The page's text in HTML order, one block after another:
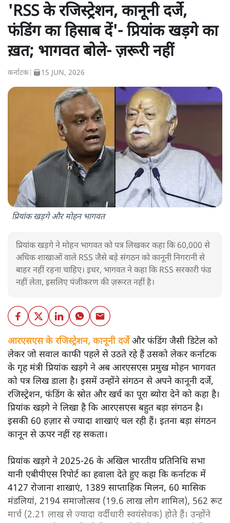
'RSS के रजिस्ट्रेशन, कानूनी दर्जे,
फंडिंग का हिसाब दें'- प्रियांक खड़गे का
ख़त; भागवत बोले- ज़रूरी नहीं
कर्नाटक 15 JUN, 2026
प्रियांक खड़गे और मोहन भागवत
प्रियांक खड़गे ने मोहन भागवत को पत्र लिखकर कहा कि 60,000 से
अधिक शाखाओं वाले RSS जैसे बड़े संगठन को कानूनी निगरानी से
बाहर नहीं रहना चाहिए। इधर, भागवत ने कहा कि RSS सरकारी फंड
नहीं लेता, इसलिए पंजीकरण की ज़रूरत नहीं है।
आरएसएस के रजिस्ट्रेशन, कानूनी दर्जेऔर फंडिंग जैसी डिटेल को
लेकर जो सवाल काफी पहले से उठते रहे हैं उसको लेकर कर्नाटक
के गृह मंत्री प्रियांक खड़गे ने अब आरएसएस प्रमुख मोहन भागवत
को पत्र लिख डाला है। इसमें उन्होंने संगठन से अपने कानूनी दर्जे,
रजिस्ट्रेशन, फंडिंग के स्रोत और खर्च का पूरा ब्योरा देने को कहा है।
प्रियांक खड़गे ने लिखा है कि आरएसएस बहुत बड़ा संगठन है।
इसकी 60 हज़ार से ज्यादा शाखाएं चल रही हैं। इतना बड़ा संगठन
कानून से ऊपर नहीं रह सकता।
प्रियांक खड़गे ने 2025-26 के अखिल भारतीय प्रतिनिधि सभा
यानी एबीपीएस रिपोर्ट का हवाला देते हुए कहा कि कर्नाटक में
4127 रोजाना शाखाएं, 1389 साप्ताहिक मिलन, 60 मासिक
मंडलियां, 2194 समाजोत्सव (19.6 लाख लोग शामिल), 562 रूट
मार्च (2.21 लाख से ज्यादा वर्दीधारी स्वयंसेवक) होते हैं। उन्होंने